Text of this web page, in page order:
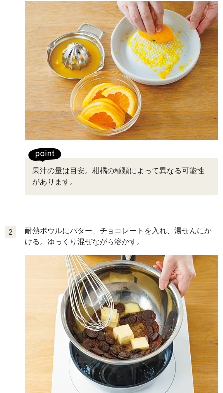
果汁の量は目安。柑橘の種類によって異なる可能性
があります。
2
耐熱ボウルにバター、チョコレートを入れ、湯せんにか
ける。ゆっくり混ぜながら溶かす。